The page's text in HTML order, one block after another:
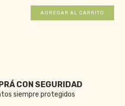
CON SEGURIDAD
siempre protegidos